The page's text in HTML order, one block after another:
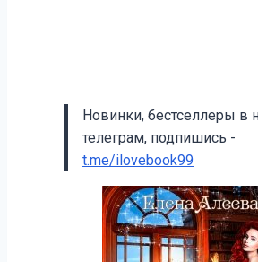
Новинки, бестселлеры в
телеграм, подпишись -
t.me/ilovebook99